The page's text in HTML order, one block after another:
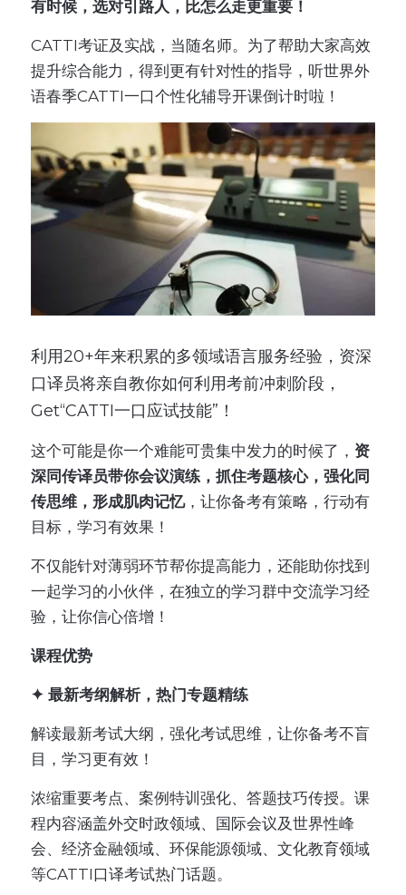
有时候，选对引路人，比怎么走更重要！
CATTI考证及实战，当随名师。为了帮助大家高效
提升综合能力，得到更有针对性的指导，听世界外
语春季CATTI一口个性化辅导开课倒计时啦！
利用20+年来积累的多领域语言服务经验，资深
口译员将亲自教你如何利用考前冲刺阶段，
Get“CATTI一口应试技能”！
这个可能是你一个难能可贵集中发力的时候了， 资
深同传译员带你会议演练，抓住考题核心，强化同
传思维，形成肌肉记忆，让你备考有策略，行动有
目标，学习有效果！
不仅能针对薄弱环节帮你提高能力，还能助你找到
一起学习的小伙伴，在独立的学习群中交流学习经
验，让你信心倍增！
课程优势
✦ 最新考纲解析，热门专题精练
解读最新考试大纲，强化考试思维，让你备考不盲
目，学习更有效！
浓缩重要考点、案例特训强化、答题技巧传授。课
程内容涵盖外交时政领域、国际会议及世界性峰
会、经济金融领域、环保能源领域、文化教育领域
等CATTI口译考试热门话题。